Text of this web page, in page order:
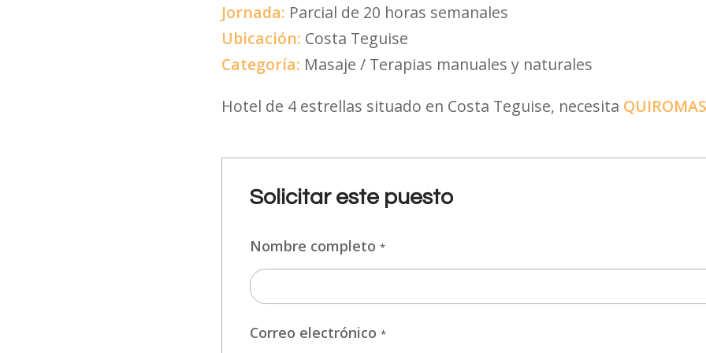
Jornada: Parcial de 20 horas semanales
Ubicación: Costa Teguise
Categoría: Masaje / Terapias manuales y naturales
Hotel de 4 estrellas situado en Costa Teguise, necesita
Solicitar este puesto
Nombre completo *
Correo electrónico *